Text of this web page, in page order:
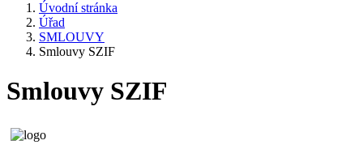
Úvodní stránka
Úřad
SMLOUVY
Smlouvy SZIF
Smlouvy SZIF